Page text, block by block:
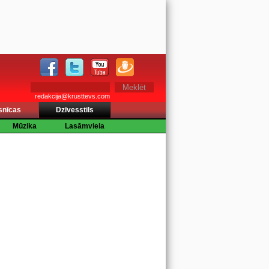
redakcija@krusttevs.com
Dzīvesstils
Mūzika
Lasāmviela